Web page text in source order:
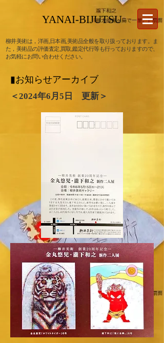
YANAI-BIJUTSU
柳井美術は，洋画,日本画,美術品全般を取り扱っております。ま
た，美術品の評価査定,買取,鑑定代行等も行っておりますので、
お気軽にお問い合わせください。
▮お知らせアーカイブ
＜2024年​6月5日 更新＞